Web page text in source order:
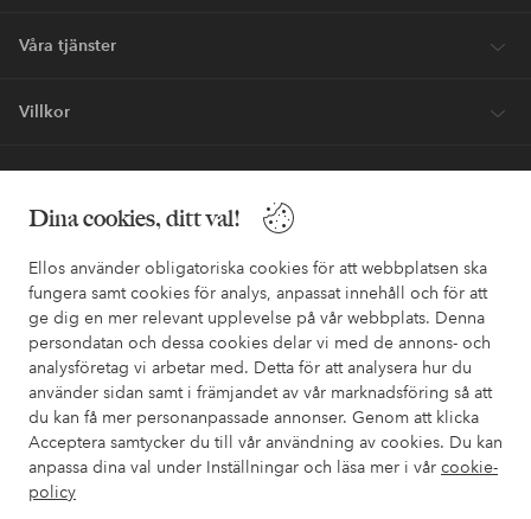
Dina cookies, ditt val!
Ellos använder obligatoriska cookies för att webbplatsen ska
fungera samt cookies för analys, anpassat innehåll och för att
ge dig en mer relevant upplevelse på vår webbplats. Denna
persondatan och dessa cookies delar vi med de annons- och
analysföretag vi arbetar med. Detta för att analysera hur du
använder sidan samt i främjandet av vår marknadsföring så att
du kan få mer personanpassade annonser. Genom att klicka
Acceptera samtycker du till vår användning av cookies. Du kan
anpassa dina val under Inställningar och läsa mer i vår cookie-
policy
Våra tjänster
Villkor
Vänner
Säkra betalningar - Betala direkt eller dela upp
Vill du veta mer om våra betalalternativ?
elpy elpy